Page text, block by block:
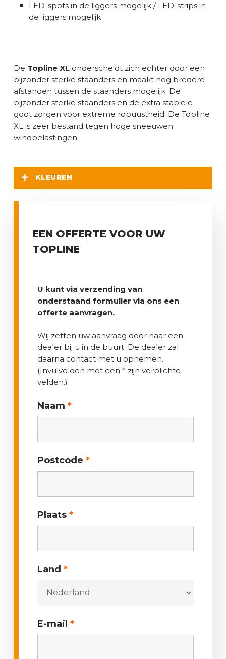
LED-spots in de liggers mogelijk / LED-strips in
de liggers mogelijk
De Topline XLonderscheidt zich echter door een
bijzonder sterke staanders en maakt nog bredere
afstanden tussen de staanders mogelijk. De
bijzonder sterke staanders en de extra stabiele
goot zorgen voor extreme robuustheid. De Topline
XL is zeer bestand tegen hoge sneeuwen
windbelastingen.
KLEUREN
RAL 9007- Grijs aluminium
RAL 9005- Diep zwart
EEN OFFERTE VOOR UW
TOPLINE
U kunt via verzending van
onderstaand formulier via ons een
offerte aanvragen.
Wij zetten uw aanvraag door naar een
dealer bij u in de buurt. De dealer zal
daarna contact met u opnemen.
(Invulvelden met een * zijn verplichte
velden.)
Naam *
Postcode *
Plaats *
Land *
E-mail *